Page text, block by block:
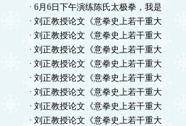
· 6月6日下午演练陈氏太极拳，我是
· 刘正教授论文《意拳史上若干重大
· 刘正教授论文《意拳史上若干重大
· 刘正教授论文《意拳史上若干重大
· 刘正教授论文《意拳史上若干重大
· 刘正教授论文《意拳史上若干重大
· 刘正教授论文《意拳史上若干重大
· 刘正教授论文《意拳史上若干重大
· 刘正教授论文《意拳史上若干重大